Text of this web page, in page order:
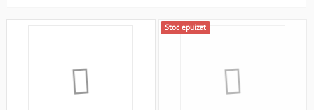
Stoc epuizat